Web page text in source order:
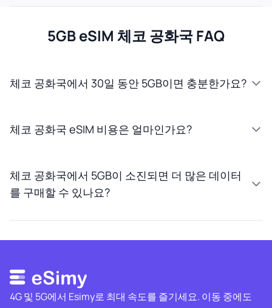
5GB eSIM 체코 공화국 FAQ
체코 공화국에서 30일 동안 5GB이면 충분한가요?
체코 공화국 eSIM 비용은 얼마인가요?
체코 공화국에서 5GB이 소진되면 더 많은 데이터
를 구매할 수 있나요?
4G 및 5G에서 Esimy로 최대 속도를 즐기세요. 이동 중에도